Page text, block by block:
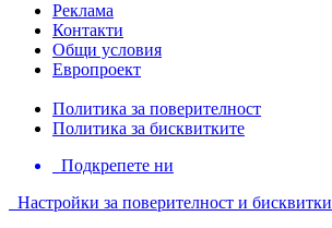
Реклама
Контакти
Общи условия
Европроект
Политика за поверителност
Политика за бисквитките
Подкрепете ни
Настройки за поверителност и бисквитки